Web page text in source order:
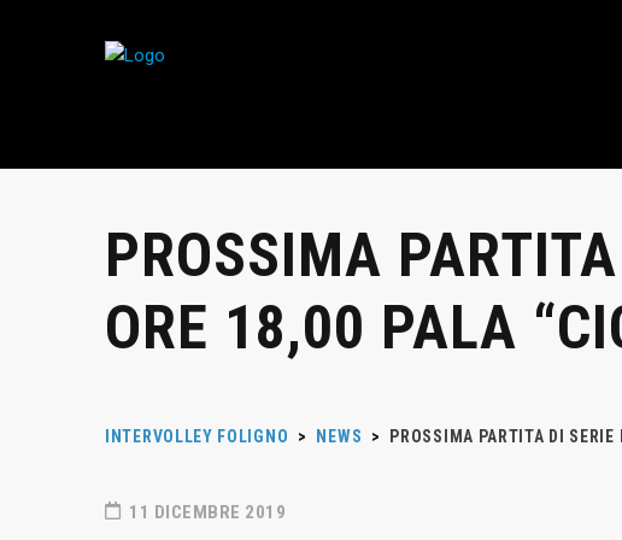
PROSSIMA
ORE 18,00 PALA
INTERVOLLEY FOLIGNO > NEWS > PROSSIMA PARTITA DI
11 DICEMBRE 2019